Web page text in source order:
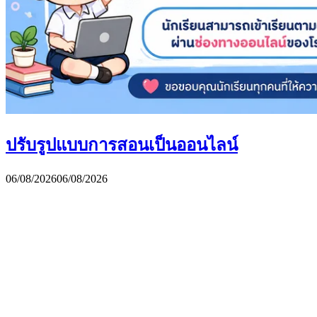
ปรับรูปแบบการสอนเป็นออนไลน์
06/08/202606/08/2026